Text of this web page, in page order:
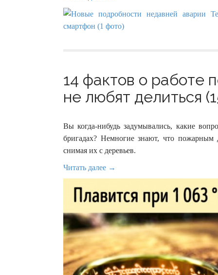
14 фактов о работе
не любят делиться
Вы когда-нибудь задумывались, какие
бригадах? Немногие знают, что пожарным
снимая их с деревьев.
Читать далее →